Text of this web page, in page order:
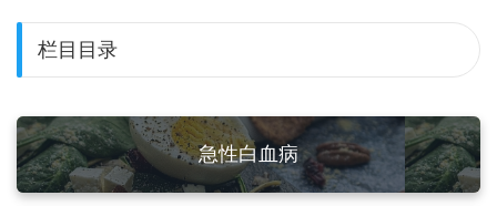
栏目目录
急性白血病